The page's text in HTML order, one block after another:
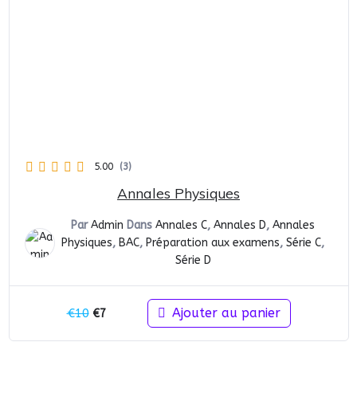
5.00 (3)
Annales Physiques
ParAdmin Dans Annales C, Annales D, Annales
Physiques, BAC, Préparation aux examens, Série C,
Série D
€10 Le
€7Le
Ajouter au panier